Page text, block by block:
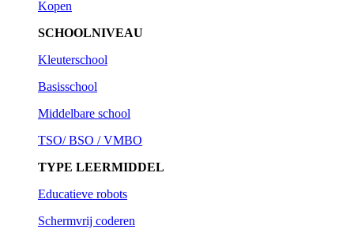
Kopen
SCHOOLNIVEAU
Kleuterschool
Basisschool
Middelbare school
TSO/ BSO / VMBO
TYPE LEERMIDDEL
Educatieve robots
Schermvrij coderen